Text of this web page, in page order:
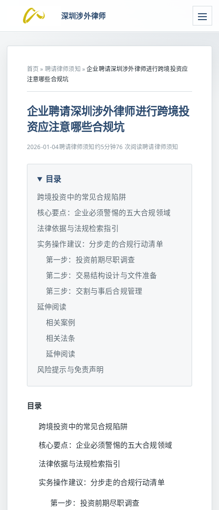
深圳涉外律师
首页 » 聘请律师须知 »企业聘请深圳涉外律师进行跨境投资应
注意哪些合规坑
企业聘请深圳涉外律师进行跨境投
资应注意哪些合规坑
2026-01-04聘请律师须知约5分钟76 次阅读聘请律师须知
目录
跨境投资中的常见合规陷阱
核心要点：企业必须警惕的五大合规领域
法律依据与法规检索指引
实务操作建议：分步走的合规行动清单
第一步：投资前期尽职调查
第二步：交易结构设计与文件准备
第三步：交割与事后合规管理
延伸阅读
相关案例
相关法条
延伸阅读
风险提示与免责声明
目录
跨境投资中的常见合规陷阱
核心要点：企业必须警惕的五大合规领域
法律依据与法规检索指引
实务操作建议：分步走的合规行动清单
第一步：投资前期尽职调查